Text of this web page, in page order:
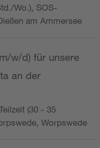
Wo.), SOS-
am Ammersee
w/d) für unsere
an der
(30 - 35
Worpswede